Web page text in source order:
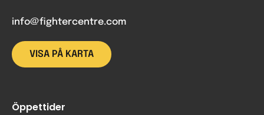
info@fightercentre.com
VISA PÅ KARTA
Öppettider